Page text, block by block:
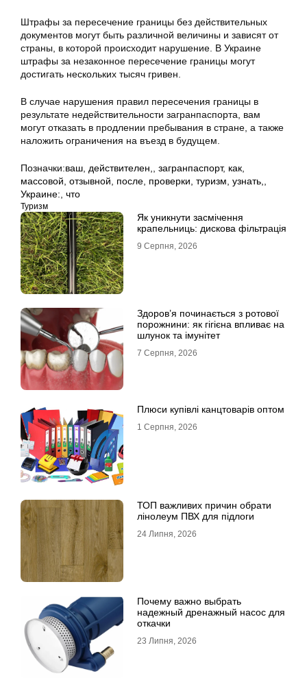
Штрафы за пересечение границы без действительных
документов могут быть различной величины и зависят от
страны, в которой происходит нарушение. В Украине
штрафы за незаконное пересечение границы могут
достигать нескольких тысяч гривен.
В случае нарушения правил пересечения границы в
результате недействительности загранпаспорта, вам
могут отказать в продлении пребывания в стране, а также
наложить ограничения на въезд в будущем.
Позначки:ваш действителен, загранпаспорт, как
массовой отзывной после проверки туризм узнать,
Украине: что
Туризм
Як уникнути засмічення
крапельниць: дискова фільтрація
9 Серпня, 2026
Здоров’я починається з ротової
порожнини: як гігієна впливає на
шлунок та імунітет
7 Серпня, 2026
Плюси купівлі канцтоварів оптом
1 Серпня, 2026
ТОП важливих причин обрати
лінолеум ПВХ для підлоги
24 Липня, 2026
Почему важно выбрать
надежный дренажный насос для
откачки
23 Липня, 2026